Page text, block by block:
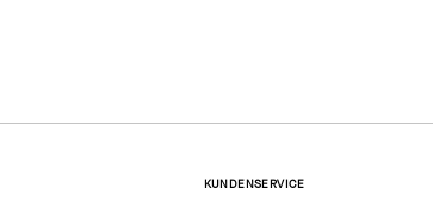
KUNDENSERVICE